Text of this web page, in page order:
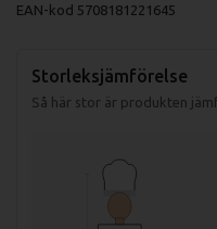
EAN-kod 5708181221645
Storleksjämförelse
Så här stor är produkten